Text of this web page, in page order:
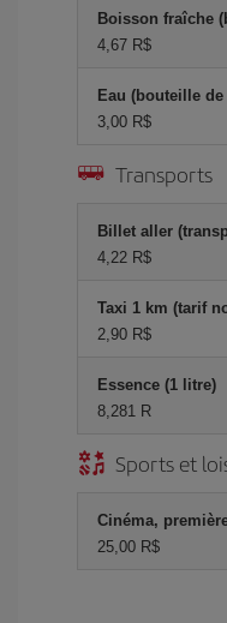
Boisson fraîche
4,67 R$
Eau (bouteille
3,00 R$
Transports
Billet aller
4,22 R$
Taxi 1 km (tarif
2,90 R$
Essence (1 litre)
8,281 R
Sports et
Cinéma,
25,00 R$